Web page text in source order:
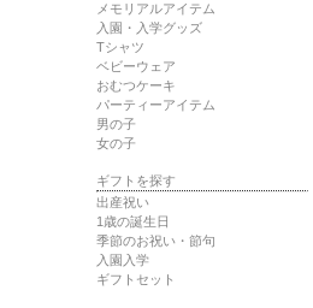
メモリアルアイテム
入園・入学グッズ
Tシャツ
ベビーウェア
おむつケーキ
パーティーアイテム
男の子
女の子
ギフトを探す
出産祝い
1歳の誕生日
季節のお祝い・節句
入園入学
ギフトセット